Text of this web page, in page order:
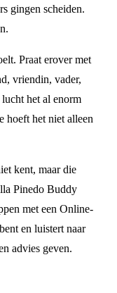
gingen scheiden.
Praat erover met
vriendin, vader,
het al enorm
hoeft het niet alleen
kent, maar die
Pinedo Buddy
met een Online-
en luistert naar
advies geven.